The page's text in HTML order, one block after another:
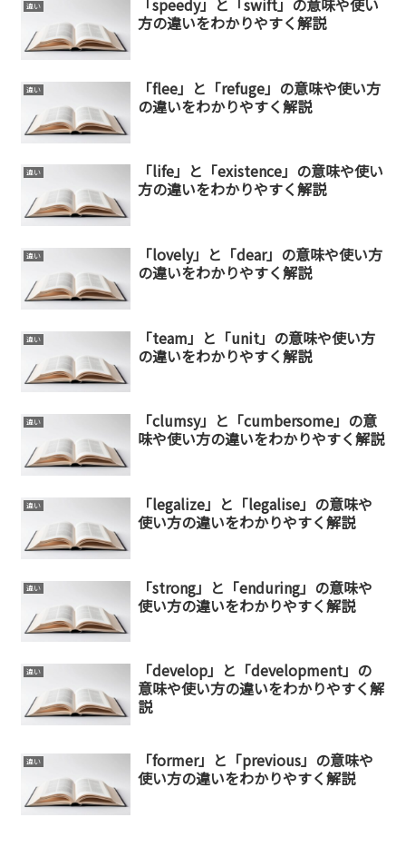
違い
「speedy」と「swift」の意味や使い
方の違いをわかりやすく解説
違い
「flee」と「refuge」の意味や使い方
の違いをわかりやすく解説
違い
「life」と「existence」の意味や使い
方の違いをわかりやすく解説
違い
「lovely」と「dear」の意味や使い方
の違いをわかりやすく解説
違い
「team」と「unit」の意味や使い方
の違いをわかりやすく解説
違い
「clumsy」と「cumbersome」の意
味や使い方の違いをわかりやすく解説
違い
「legalize」と「legalise」の意味や
使い方の違いをわかりやすく解説
違い
「strong」と「enduring」の意味や
使い方の違いをわかりやすく解説
違い
「develop」と「development」の
意味や使い方の違いをわかりやすく解
説
違い
「former」と「previous」の意味や
使い方の違いをわかりやすく解説